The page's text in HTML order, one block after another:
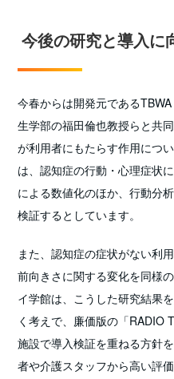
今後の研究と導入に
今春からは開発元である
生学部の福田倫也教授らと共
が利用者にもたらす作用につ
は、認知症の行動・心理症状
による数値化のほか、行動分
検証するとしています。
また、認知症の症状がない利
前向きさに関する変化を同様
イ学館は、こうした研究結果
く考えで、廉価版の「RADIO
施設で導入検証を重ねる方針
者や介護スタッフから高い評